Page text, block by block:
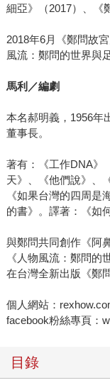
細亞》（2017）、《
2018年6月《鄭問故
風流：鄭問的世界與
馬利／編劇
本名郝明義，1956年
董事長。
著有：《工作DNA》
天》、《他們說》、
《如果台灣的四周
的書》。譯著：《如
與鄭問共同創作《阿
《人物風流：鄭問的
在台灣全新出版《鄭
個人網站：
facebook粉絲專頁：
目錄